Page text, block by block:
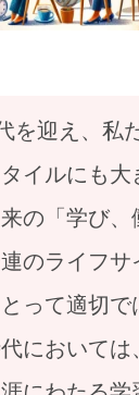
を迎え、私
イルにも大
の「学び、
のライフサ
って適切で
において